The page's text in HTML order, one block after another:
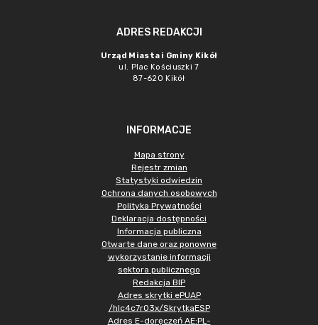
ADRES REDAKCJI
Urząd Miasta i Gminy Kikół
ul. Plac Kościuszki 7
87-620 Kikół
INFORMACJE
Mapa strony
Rejestr zmian
Statystyki odwiedzin
Ochrona danych osobowych
Polityka Prywatności
Deklaracja dostępności
Informacja publiczna
Otwarte dane oraz ponowne
wykorzystanie informacji
sektora publicznego
Redakcja BIP
Adres skrytki ePUAP
/hlc4c7r03x/SkrytkaESP
Adres E-doręczeń AE:PL-